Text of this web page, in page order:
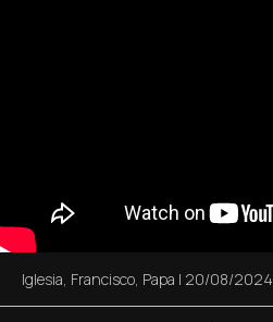
Iglesia, Francisco, Papa | 20/08/2024